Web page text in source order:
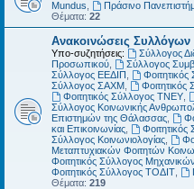
Mundus
Πράσινο
Θέματα: 22
Ανακοινώσεις Συλλόγων
Υπο-συζητήσεις: Σύλλογος
Προσωπικού
Σύλλογος
Σύλλογος ΕΕΔΙΠ
Σύλλογος ΣΑΧΜ
Φοιτητικός Σύλλογος ΤΝΕΥ,
Σύλλογος Κοινωνικής
Επιστημών της Θάλασσας
και Επικοινωνίας
Σύλλογος Κοινωνιολογίας
Μεταπτυχιακών Φοιτητών
Φοιτητικός Σύλλογος
Φοιτητικός Σύλλογος ΤΟΔΙΤ
Θέματα: 219